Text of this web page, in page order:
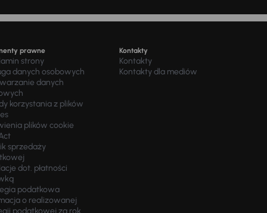
prawne
strony
danych osobowych
danych
korzystania z plików
plików cookie
sprzedaży
dot. płatności
podatkowa
o realizowanej
podatkowej za rok
Kontakty
Kontakty
Kontakty dla mediów